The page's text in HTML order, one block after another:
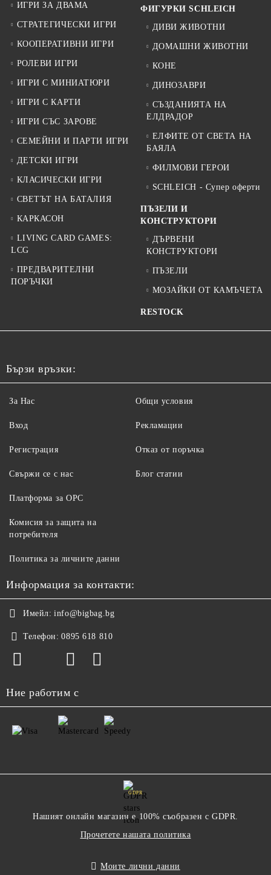
ИГРИ ЗА ДВАМА
СТРАТЕГИЧЕСКИ ИГРИ
КООПЕРАТИВНИ ИГРИ
РОЛЕВИ ИГРИ
ИГРИ С МИНИАТЮРИ
ИГРИ С КАРТИ
ИГРИ СЪС ЗАРОВЕ
СЕМЕЙНИ И ПАРТИ ИГРИ
ДЕТСКИ ИГРИ
КЛАСИЧЕСКИ ИГРИ
СВЕТЪТ НА БАТАЛИЯ
КАРКАСОН
LIVING CARD GAMES:
LCG
ПРЕДВАРИТЕЛНИ
ПОРЪЧКИ
ФИГУРКИ SCHLEICH
ДИВИ ЖИВОТНИ
ДОМАШНИ ЖИВОТНИ
КОНЕ
ДИНОЗАВРИ
СЪЗДАНИЯТА НА
ЕЛДРАДОР
ЕЛФИТЕ ОТ СВЕТА НА
БАЯЛА
ФИЛМОВИ ГЕРОИ
SCHLEICH - Супер оферти
ПЪЗЕЛИ И
КОНСТРУКТОРИ
ДЪРВЕНИ
КОНСТРУКТОРИ
ПЪЗЕЛИ
МОЗАЙКИ ОТ КАМЪЧЕТА
RESTOCK
Бързи връзки:
За Нас
Вход
Регистрация
Свържи се с нас
Общи условия
Рекламации
Отказ от поръчка
Блог статии
Платформа за ОРС
Комисия за защита на
потребителя
Политика за личните данни
Информация за контакти:
Имейл: info@bigbag.bg
Телефон: 0895 618 810
Ние работим с
GDPR
Нашият онлайн магазин е 100% съобразен с GDPR.
Прочетете нашата политика
Моите лични данни